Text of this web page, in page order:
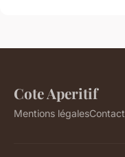
Cote Aperitif
Mentions légalesContact